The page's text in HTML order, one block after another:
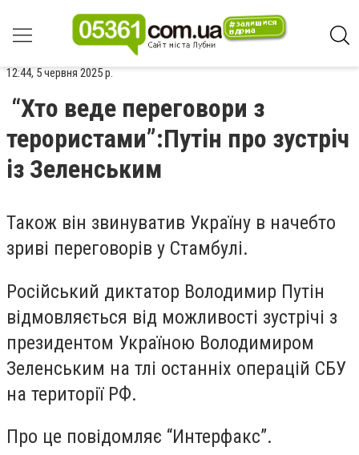
12:44, 5 червня 2025 р.
“Хто веде переговори з
терористами”:Путін про зустріч
із Зеленським
Також він звинуватив Україну в начебто
зриві переговорів у Стамбулі.
Російський диктатор Володимир Путін
відмовляється від можливості зустрічі з
президентом Україною Володимиром
Зеленським на тлі останніх операцій СБУ
на території РФ.
Про це повідомляє “Интерфакс”.